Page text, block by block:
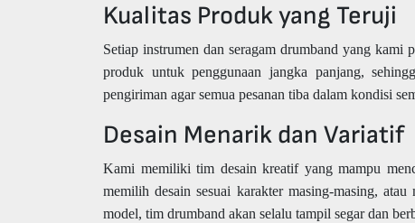
Kualitas Produk yang Teruji
Setiap instrumen dan seragam drumband yang
produk untuk penggunaan jangka panjang,
pengiriman agar semua pesanan tiba dalam kondisi
Desain Menarik dan Variatif
Kami memiliki tim desain kreatif yang mampu
memilih desain sesuai karakter masing-masing,
model, tim drumband akan selalu tampil segar dan